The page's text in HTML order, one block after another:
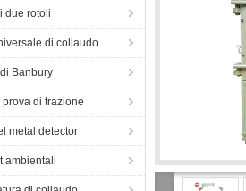
due rotoli
di collaudo
Banbury
prova di trazione
metal detector
ambientali